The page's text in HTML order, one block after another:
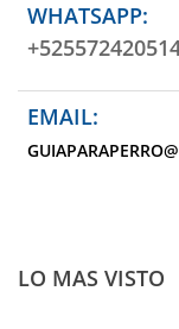
WHATSAPP:
EMAIL:
LO MAS VISTO